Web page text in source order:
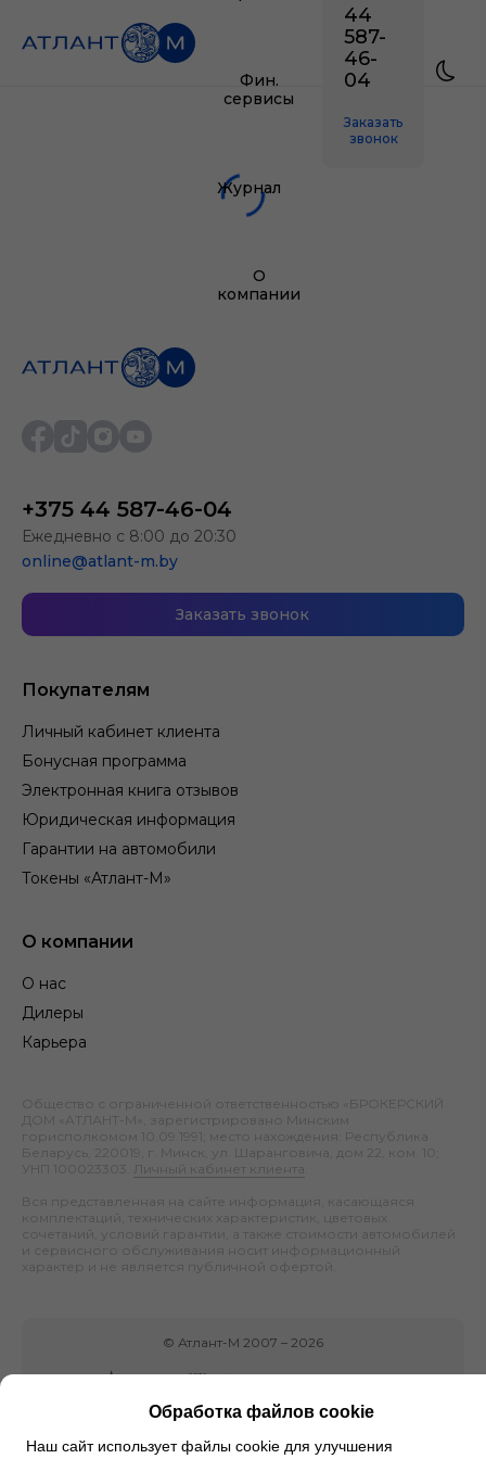
Фин.
сервисы
Журнал
О
компании
44
587-
46-
04
Заказать
звонок
Покупателям
Личный кабинет клиента
Бонусная программа
Электронная книга отзывов
Юридическая информация
Гарантии на автомобили
Токены «Атлант-М»
О компании
О нас
Дилеры
Карьера
+375 44 587-46-04
Ежедневно с 8:00 до 20:30
online@atlant-m.by
Заказать звонок
Общество с ограниченной ответственностью «БРОКЕРСКИЙ
ДОМ «АТЛАНТ-М», зарегистрировано Минским
горисполкомом 10.09.1991; место нахождения: Республика
Беларусь, 220019, г. Минск, ул. Шаранговича, дом 22, ком. 10;
УНП 100023303.
Личный кабинет клиента
Вся представленная на сайте информация, касающаяся
комплектаций, технических характеристик, цветовых
сочетаний, условий гарантии, а также стоимости автомобилей
и сервисного обслуживания носит информационный
характер и не является публичной офертой.
© Атлант-М 2007 – 2026
Обработка файлов cookie
Наш сайт использует файлы cookie для улучшения